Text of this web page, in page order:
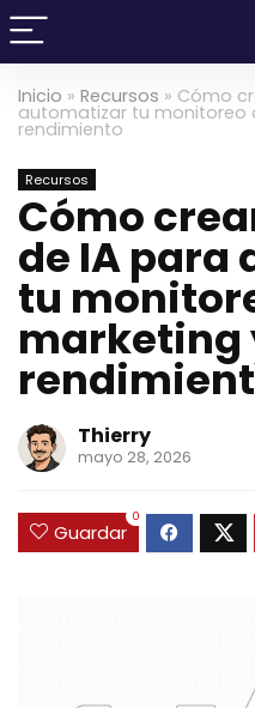
Inicio » Recursos » Cómo
automatizar tu monitoreo
rendimiento
Recursos
Cómo
de IA
tu
marketing
Thierry
mayo 28, 2026
Guardar
0